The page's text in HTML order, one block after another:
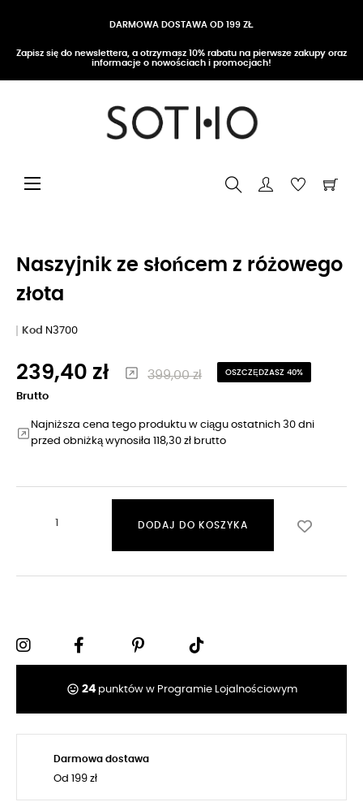
DARMOWA DOSTAWA OD 199 ZŁ
Zapisz się do newslettera, a otrzymasz 10% rabatu na pierwsze zakupy oraz
informacje o nowościach i promocjach!
Przełącz nawigację
☰
Naszyjnik ze słońcem z różowego
złota
Kod N3700
239,40 zł 399,00 zł OSZCZĘDZASZ 40%
Brutto
Najniższa cena tego produktu w ciągu ostatnich 30 dni
przed obniżką wynosiła 118,30 zł brutto
DODAJ DO KOSZYKA
tag_faces 24punktów w Programie Lojalnościowym
Darmowa dostawa
Od 199 zł